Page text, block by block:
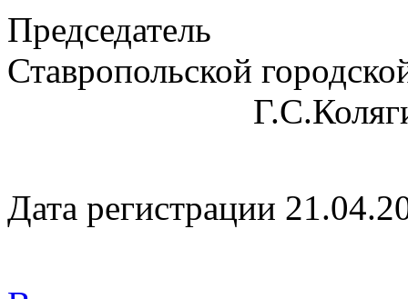
Председатель
Дата регистрации